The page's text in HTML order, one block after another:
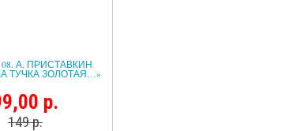
А. ПРИСТАВКИН
ТУЧКА ЗОЛОТАЯ…»
р.
149 р.